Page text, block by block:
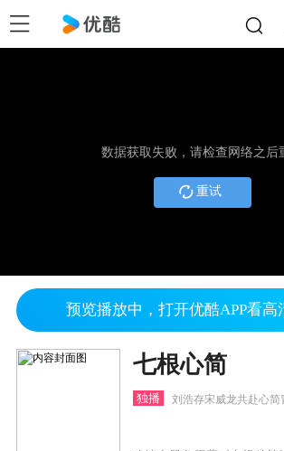
数据获取失败，请检查网络之后
重试
预览播放中，打开优酷APP看高
七根心简
独播 刘浩存宋威龙共赴心简